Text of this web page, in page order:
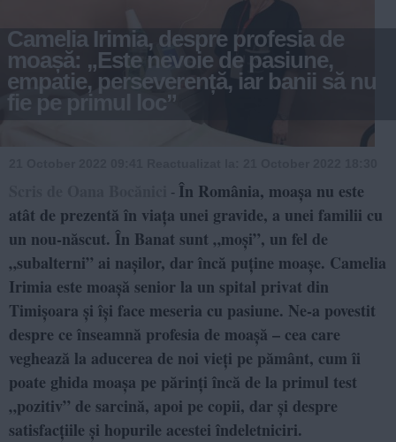
Camelia Irimia, despre profesia de
moașă: „Este nevoie de pasiune,
empatie, perseverență, iar banii să nu
fie pe primul loc”
- În România, moașa nu este
atât de prezentă în viața unei gravide, a unei familii cu
un nou-născut. În Banat sunt „moși”, un fel de
„subalterni” ai nașilor, dar încă puține moașe. Camelia
Irimia este moașă senior la un spital privat din
Timișoara și își face meseria cu pasiune. Ne-a povestit
despre ce înseamnă profesia de moașă – cea care
veghează la aducerea de noi vieți pe pământ, cum îi
poate ghida moașa pe părinți încă de la primul test
„pozitiv” de sarcină, apoi pe copii, dar și despre
satisfacțiile și hopurile acestei îndeletniciri.